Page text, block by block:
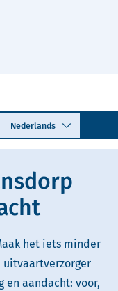
0186 - 898 190
language
het iets minder
uitvaartverzorger
en aandacht: voor,